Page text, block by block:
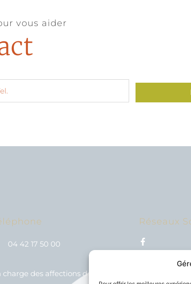
vous aider
04 42 17 50 00
Réseaux
des affections de l’appareil locomoteur et du